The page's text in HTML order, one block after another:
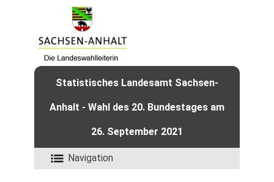
Statistisches Landesamt Sachsen-
Anhalt - Wahl des 20. Bundestages am
26. September 2021
Navigation